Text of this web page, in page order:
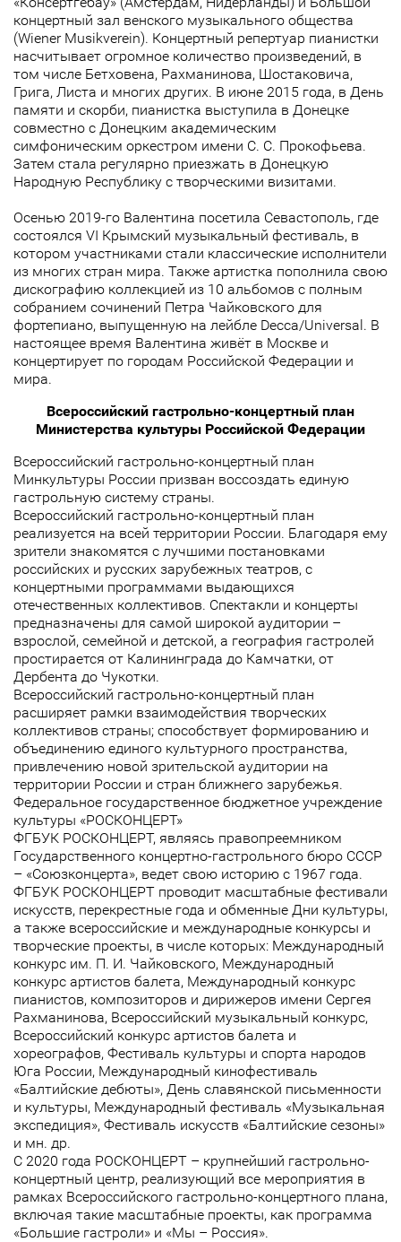
концертный зал венского музыкального общества
(Wiener Musikverein). Концертный репертуар пианистки
насчитывает огромное количество произведений, в
том числе Бетховена, Рахманинова, Шостаковича,
Грига, Листа и многих других. В июне 2015 года, в День
памяти и скорби, пианистка выступила в Донецке
совместно с Донецким академическим
симфоническим оркестром имени С. С. Прокофьева.
Затем стала регулярно приезжать в Донецкую
Народную Республику с творческими визитами.
Осенью 2019-го Валентина посетила Севастополь, где
состоялся VI Крымский музыкальный фестиваль, в
котором участниками стали классические исполнители
из многих стран мира. Также артистка пополнила свою
дискографию коллекцией из 10 альбомов с полным
собранием сочинений Петра Чайковского для
фортепиано, выпущенную на лейбле Decca/Universal. В
настоящее время Валентина живёт в Москве и
концертирует по городам Российской Федерации и
мира.
Всероссийский гастрольно-концертный план
Министерства культуры Российской Федерации
Всероссийский гастрольно-концертный план
Минкультуры России призван воссоздать единую
гастрольную систему страны.
Всероссийский гастрольно-концертный план
реализуется на всей территории России. Благодаря ему
зрители знакомятся с лучшими постановками
российских и русских зарубежных театров, с
концертными программами выдающихся
отечественных коллективов. Спектакли и концерты
предназначены для самой широкой аудитории –
взрослой, семейной и детской, а география гастролей
простирается от Калининграда до Камчатки, от
Дербента до Чукотки.
Всероссийский гастрольно-концертный план
расширяет рамки взаимодействия творческих
коллективов страны; способствует формированию и
объединению единого культурного пространства,
привлечению новой зрительской аудитории на
территории России и стран ближнего зарубежья.
Федеральное государственное бюджетное учреждение
культуры «РОСКОНЦЕРТ»
ФГБУК РОСКОНЦЕРТ, являясь правопреемником
Государственного концертно-гастрольного бюро СССР
– «Союзконцерта», ведет свою историю с 1967 года.
ФГБУК РОСКОНЦЕРТ проводит масштабные фестивали
искусств, перекрестные года и обменные Дни культуры,
а также всероссийские и международные конкурсы и
творческие проекты, в числе которых: Международный
конкурс им. П. И. Чайковского, Международный
конкурс артистов балета, Международный конкурс
пианистов, композиторов и дирижеров имени Сергея
Рахманинова, Всероссийский музыкальный конкурс,
Всероссийский конкурс артистов балета и
хореографов, Фестиваль культуры и спорта народов
Юга России, Международный кинофестиваль
«Балтийские дебюты», День славянской письменности
и культуры, Международный фестиваль «Музыкальная
экспедиция», Фестиваль искусств «Балтийские сезоны»
и мн. др.
С 2020 года РОСКОНЦЕРТ – крупнейший гастрольно-
концертный центр, реализующий все мероприятия в
рамках Всероссийского гастрольно-концертного плана,
включая такие масштабные проекты, как программа
«Большие гастроли» и «Мы – Россия».